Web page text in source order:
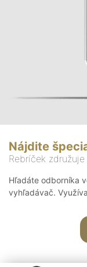
Nájdite
Rebríček
Hľadáte odborníka
vyhľadávač.